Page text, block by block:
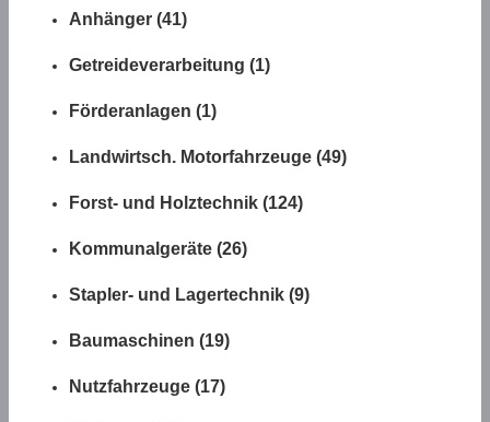
Anhänger (41)
Getreideverarbeitung (1)
Förderanlagen (1)
Landwirtsch. Motorfahrzeuge (49)
Forst- und Holztechnik (124)
Kommunalgeräte (26)
Stapler- und Lagertechnik (9)
Baumaschinen (19)
Nutzfahrzeuge (17)